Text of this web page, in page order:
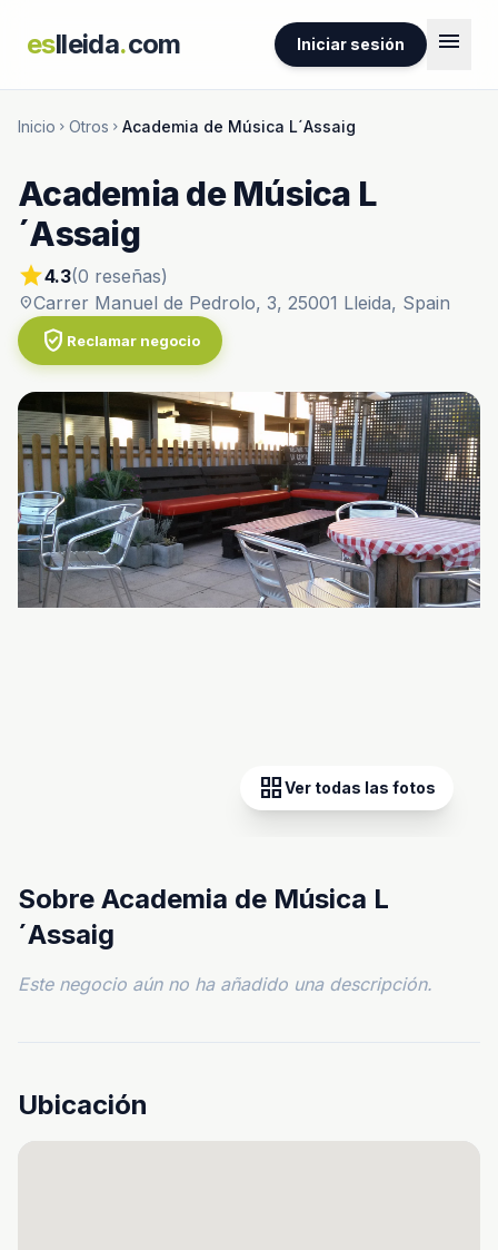
eslleida.com Iniciar sesión menu
Inicio chevron_right Otros chevron_right Academia de Música L´Assaig
Academia de Música L
´Assaig
star4.3(0 reseñas)
location_onCarrer Manuel de Pedrolo, 3, 25001 Lleida, Spain
verified_user Reclamar negocio
grid_viewVer todas las fotos
Sobre Academia de Música L
´Assaig
Este negocio aún no ha añadido una descripción.
Ubicación